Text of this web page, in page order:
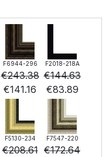
F6944-296
€243.38
€141.16
F2018-218A
€144.63
€83.89
F5130-234
€208.61
F7547-220
€172.64